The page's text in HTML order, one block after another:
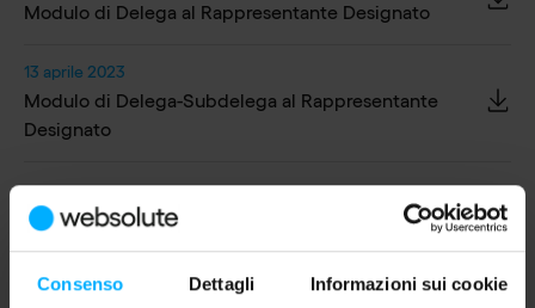
Consenso Dettagli Informazioni sui cookie
Modulo di Delega al Rappresentante Designato
13 aprile 2023
Modulo di Delega-Subdelega al Rappresentante
Designato
Ultimo aggiornamento:08/04/2023